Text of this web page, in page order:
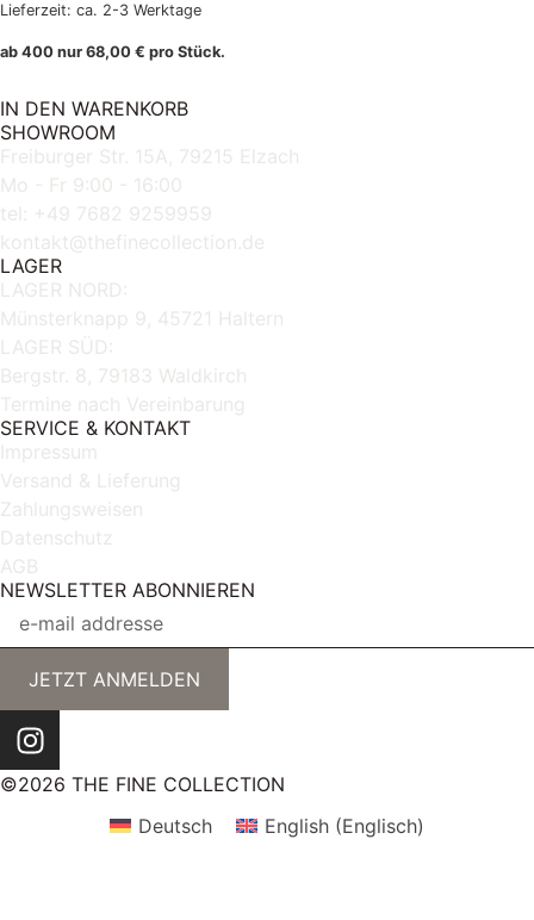
Lieferzeit: ca. 2-3 Werktage
ab 400 nur 68,00 € pro Stück.
IN DEN WARENKORB
SHOWROOM
Freiburger Str. 15A, 79215 Elzach
Mo - Fr 9:00 - 16:00
tel: +49 7682 9259959
kontakt@thefinecollection.de
LAGER
LAGER NORD:
Münsterknapp 9, 45721 Haltern
LAGER SÜD:
Bergstr. 8, 79183 Waldkirch
Termine nach Vereinbarung
SERVICE & KONTAKT
Impressum
Versand & Lieferung
Zahlungsweisen
Datenschutz
AGB
NEWSLETTER ABONNIEREN
JETZT ANMELDEN
©2026 THE FINE COLLECTION
Deutsch
English (Englisch)